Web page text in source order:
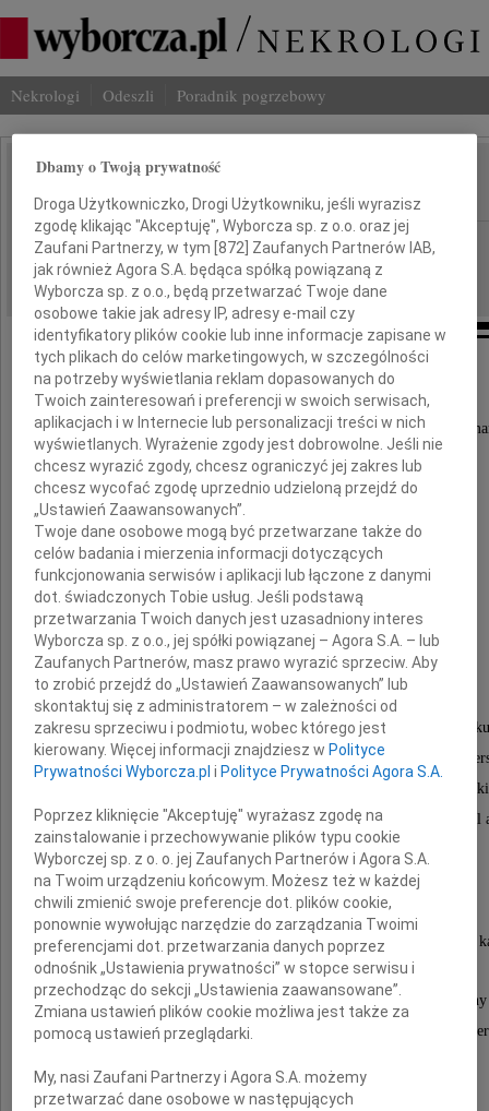
Nekrologi Odeszli Poradnik pogrzebowy
Marian Cieślak
REGION: Gdańsk
DATA EMISJI: 10.02.2010
Z głębokim żalem zawiadamiamy,
że w dniu 6 lutego 2010 roku w wieku 89 lat
prof. dr hab.
Marian Cieślak
profesor zwyczajny nauk prawnych
na Wydziale Administracji
wieloletni, zasłużony nauczyciel akademicki
Szkoły Wyższej im. Pawła Włodkowica w
były dziekan Wydziału Prawa i Administracji
Jagiellońskiego, były profesor Uniwersytetu
wybitny uczony karnista i humanista ,wspaniały nauczyciel
Mistrz i Autorytet wielu pokoleń studentów,
autor kilkuset publikacji
z zakresu prawa i postępowania karnego,
członek komisji opracowujących nowe kodyfikacje
W naszej pamięci pozostanie jako uznany autorytet,
a jednocześnie Człowiek skromny, prawy, życzliwy i
Żegnając Pana Profesora,
Dbamy o Twoją prywatność
Droga Użytkowniczko, Drogi Użytkowniku, jeśli wyrazisz
zgodę klikając "Akceptuję", Wyborcza sp. z o.o. oraz jej
Zaufani Partnerzy, w tym [872 ] Zaufanych Partnerów IAB,
jak również Agora S.A. będąca spółką powiązaną z
Wyborcza sp. z o.o., będą przetwarzać Twoje dane
osobowe takie jak adresy IP, adresy e-mail czy
identyfikatory plików cookie lub inne informacje zapisane w
tych plikach do celów marketingowych, w szczególności
na potrzeby wyświetlania reklam dopasowanych do
Twoich zainteresowań i preferencji w swoich serwisach,
aplikacjach i w Internecie lub personalizacji treści w nich
wyświetlanych. Wyrażenie zgody jest dobrowolne. Jeśli nie
chcesz wyrazić zgody, chcesz ograniczyć jej zakres lub
chcesz wycofać zgodę uprzednio udzieloną przejdź do
„Ustawień Zaawansowanych”.
Twoje dane osobowe mogą być przetwarzane także do
celów badania i mierzenia informacji dotyczących
funkcjonowania serwisów i aplikacji lub łączone z danymi
dot. świadczonych Tobie usług. Jeśli podstawą
przetwarzania Twoich danych jest uzasadniony interes
Wyborcza sp. z o.o., jej spółki powiązanej – Agora S.A. – lub
Zaufanych Partnerów, masz prawo wyrazić sprzeciw. Aby
to zrobić przejdź do „Ustawień Zaawansowanych” lub
skontaktuj się z administratorem – w zależności od
zakresu sprzeciwu i podmiotu, wobec którego jest
kierowany. Więcej informacji znajdziesz w Polityce
Prywatności Wyborcza.pl i Polityce Prywatności Agora S.A.
Poprzez kliknięcie "Akceptuję" wyrażasz zgodę na
zainstalowanie i przechowywanie plików typu cookie
Wyborczej sp. z o. o. jej Zaufanych Partnerów i Agora S.A.
na Twoim urządzeniu końcowym. Możesz też w każdej
chwili zmienić swoje preferencje dot. plików cookie,
ponownie wywołując narzędzie do zarządzania Twoimi
preferencjami dot. przetwarzania danych poprzez
odnośnik „Ustawienia prywatności” w stopce serwisu i
przechodząc do sekcji „Ustawienia zaawansowane”.
Zmiana ustawień plików cookie możliwa jest także za
pomocą ustawień przeglądarki.
My, nasi Zaufani Partnerzy i Agora S.A. możemy
przetwarzać dane osobowe w następujących